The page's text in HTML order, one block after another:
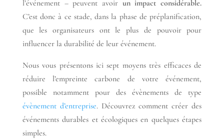
l’événement – peuvent avoir un impact considérable.
C’est donc à ce stade, dans la phase de préplanification,
que les organisateurs ont le plus de pouvoir pour
influencer la durabilité de leur événement.
Nous vous présentons ici sept moyens très efficaces de
réduire l’empreinte carbone de votre événement,
possible notamment pour des évènements de type
évènement d’entreprise. Découvrez comment créer des
événements durables et écologiques en quelques étapes
simples.